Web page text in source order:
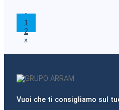
«
1
2
»
Vuoi che ti consigliamo sul